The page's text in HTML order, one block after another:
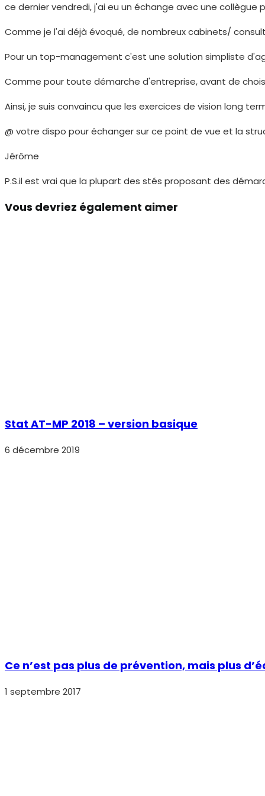
ce dernier vendredi, j'ai eu un échange avec une
Comme je l'ai déjà évoqué, de nombreux cabinets/
Pour un top-management c'est une solution simpliste
Comme pour toute démarche d'entreprise, avant de
Ainsi, je suis convaincu que les exercices de vision long
@ votre dispo pour échanger sur ce point de vue et la
Jérôme
P.S.il est vrai que la plupart des stés proposant des
Vous devriez également aimer
Stat AT-MP 2018 – version basique
6 décembre 2019
Ce n’est pas plus de prévention, mais plus
1 septembre 2017